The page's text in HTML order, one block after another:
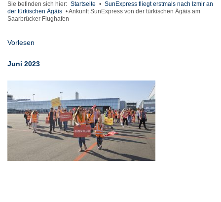
Sie befinden sich hier: Startseite • SunExpress fliegt erstmals nach Izmir an
der türkischen Ägäis •Ankunft SunExpress von der türkischen Ägäis am
Saarbrücker Flughafen
Vorlesen
Juni 2023